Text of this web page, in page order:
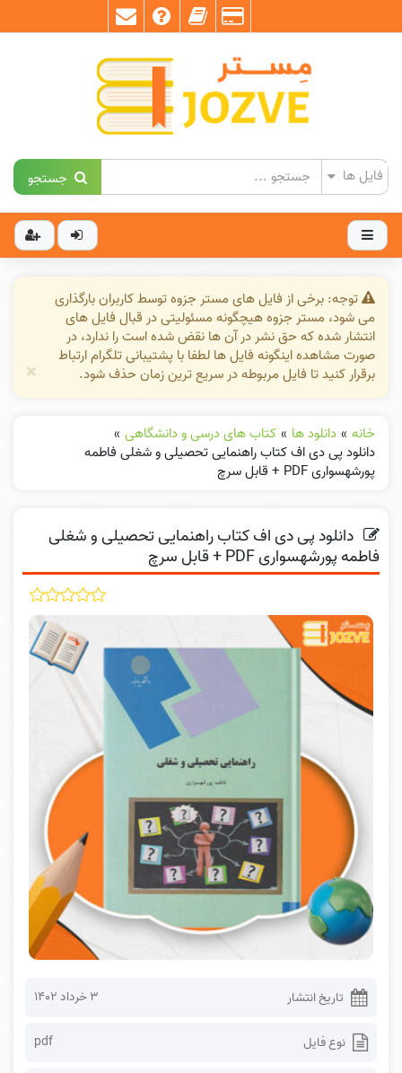
جستجو
توجه: برخی از فایل های مستر جزوه توسط کاربران بارگذاری
می شود، مستر جزوه هیچگونه مسئولیتی در قبال فایل های
انتشار شده که حق نشر در آن ها نقض شده است را ندارد، در
صورت مشاهده اینگونه فایل ها لطفا با پشتیبانی تلگرام ارتباط
برقرار کنید تا فایل مربوطه در سریع ترین زمان حذف شود.
×
خانه » دانلود ها » کتاب های درسی و دانشگاهی »
دانلود پی دی اف کتاب راهنمایی تحصیلی و شغلی فاطمه
پورشهسواری PDF + قابل سرچ
دانلود پی دی اف کتاب راهنمایی تحصیلی و شغلی
فاطمه پورشهسواری PDF + قابل سرچ
تاریخ انتشار ۳ خرداد ۱۴۰۲
نوع فایل pdf